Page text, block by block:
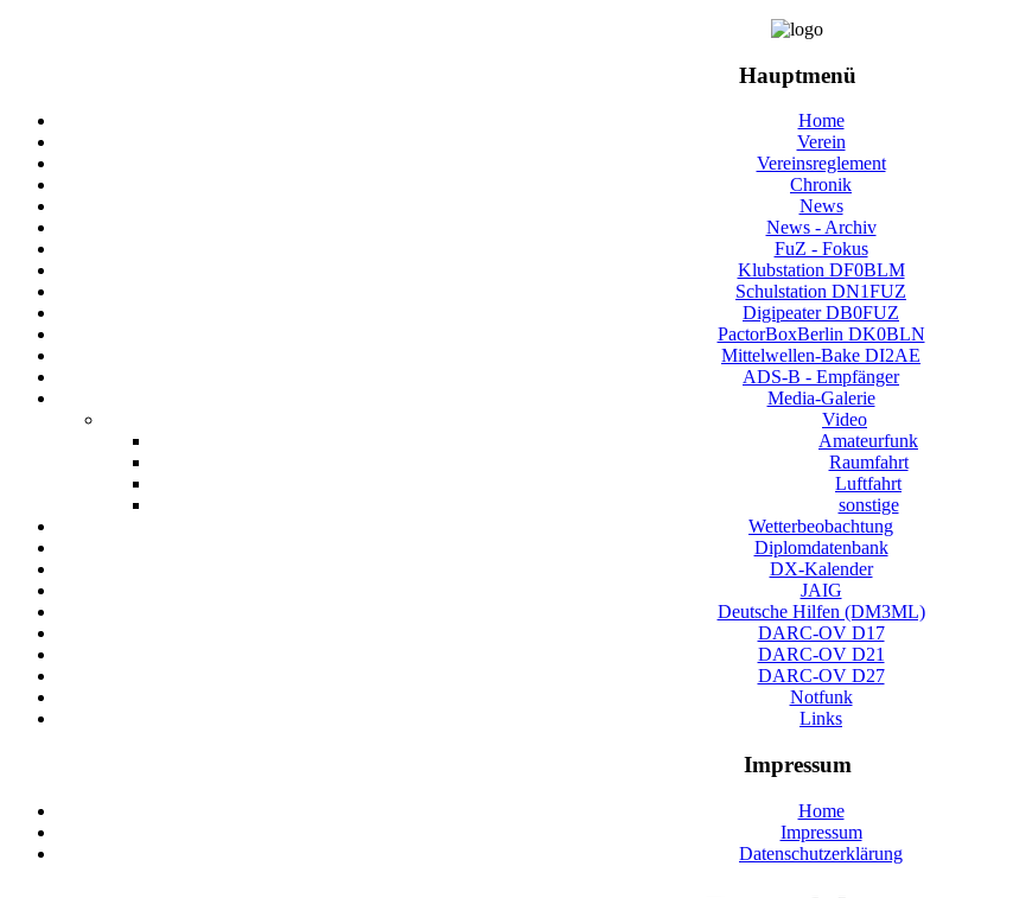
Hauptmenü
Home
Verein
Vereinsreglement
Chronik
News
News - Archiv
FuZ - Fokus
Klubstation DF0BLM
Schulstation DN1FUZ
Digipeater DB0FUZ
PactorBoxBerlin DK0BLN
Mittelwellen-Bake DI2AE
ADS-B - Empfänger
Media-Galerie
Video
Amateurfunk
Raumfahrt
Luftfahrt
sonstige
Wetterbeobachtung
Diplomdatenbank
DX-Kalender
JAIG
Deutsche Hilfen (DM3ML)
DARC-OV D17
DARC-OV D21
DARC-OV D27
Notfunk
Links
Impressum
Home
Impressum
Datenschutzerklärung